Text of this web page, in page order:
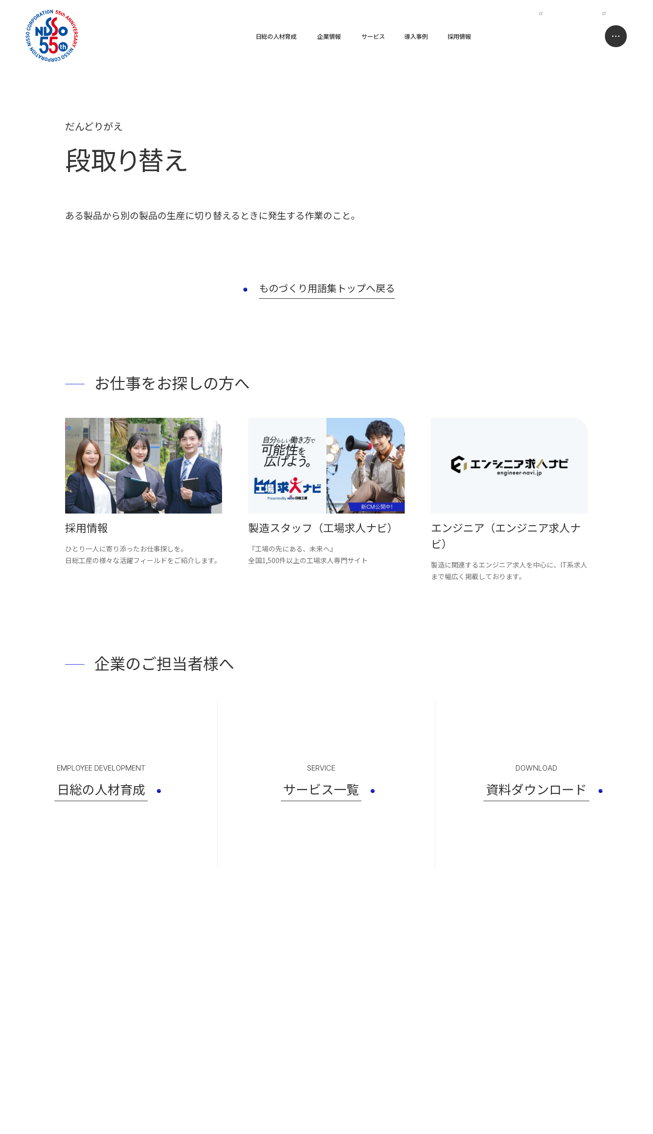
日総の人材育成 企業情報 サービス 導入事例 採用情報
段取り替え
だんどりがえ
ある製品から別の製品の生産に切り替えるときに発生する作業のこと。
ものづくり用語集トップへ戻る
お仕事をお探しの方へ
採用情報
ひとり一人に寄り添ったお仕事探しを。
日総工産の様々な活躍フィールドをご紹介します。
製造スタッフ（工場求人ナビ）
『工場の先にある、未来へ』
全国1,500件以上の工場求人専門サイト
エンジニア（エンジニア求人ナ
ビ）
製造に関連するエンジニア求人を中心に、IT系求人
まで幅広く掲載しております。
企業のご担当者様へ
EMPLOYEE DEVELOPMENT
日総の人材育成
SERVICE
サービス一覧
DOWNLOAD
資料ダウンロード